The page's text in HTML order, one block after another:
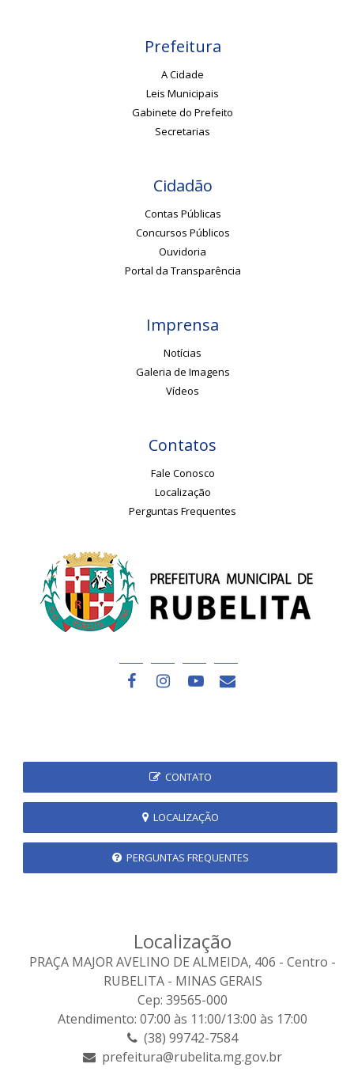
Prefeitura
A Cidade
Leis Municipais
Gabinete do Prefeito
Secretarias
Cidadão
Contas Públicas
Concursos Públicos
Ouvidoria
Portal da Transparência
Imprensa
Notícias
Galeria de Imagens
Vídeos
Contatos
Fale Conosco
Localização
Perguntas Frequentes
CONTATO
LOCALIZAÇÃO
PERGUNTAS FREQUENTES
Localização
PRAÇA MAJOR AVELINO DE ALMEIDA, 406 - Centro -
RUBELITA - MINAS GERAIS
Cep: 39565-000
Atendimento: 07:00 às 11:00/13:00 às 17:00
(38) 99742-7584
prefeitura@rubelita.mg.gov.br